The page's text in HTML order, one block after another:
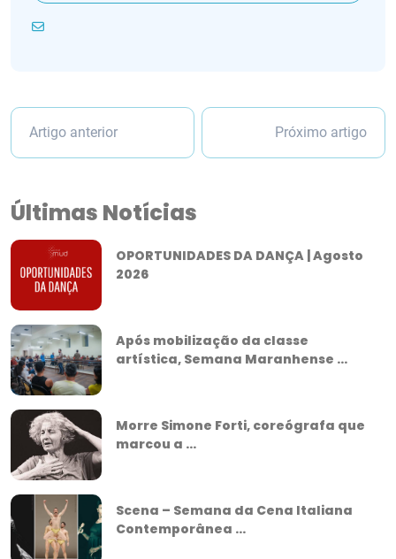
Artigo anterior Próximo artigo
Últimas Notícias
OPORTUNIDADES DA DANÇA | Agosto
2026
Após mobilização da classe
artística, Semana Maranhense ...
Morre Simone Forti, coreógrafa que
marcou a ...
Scena – Semana da Cena Italiana
Contemporânea ...